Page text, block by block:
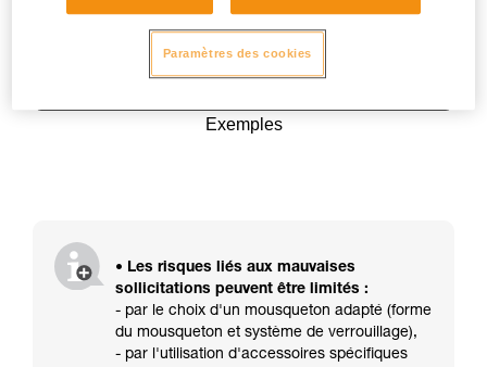
Exemples
• Les risques liés aux mauvaises
sollicitations peuvent être limités :
- par le choix d'un mousqueton adapté (forme
du mousqueton et système de verrouillage),
- par l'utilisation d'accessoires spécifiques
Paramètres des cookies